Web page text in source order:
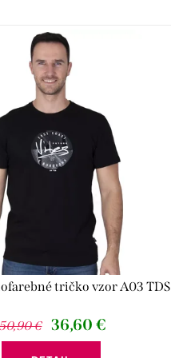
tričko vzor A03 TDS
€ 36,60 €